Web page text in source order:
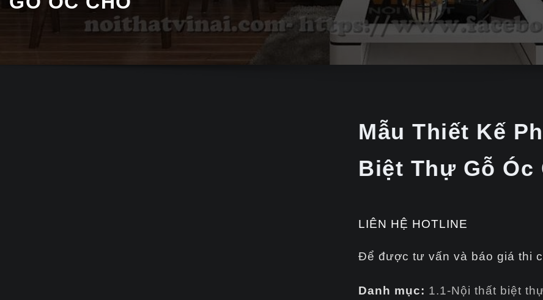
Mẫu Thiết Kế
Biệt Thự Gỗ Óc
LIÊN HỆ HOTLINE
Để được tư vấn và báo giá thi
Danh mục: 1.1-Nội thất biệt thự